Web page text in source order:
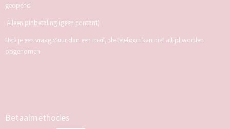
geopend
Alleen pinbetaling (geen contant)
Heb je een vraag stuur dan een mail, de telefoon kan niet altijd worden
opgenomen
Betaalmethodes